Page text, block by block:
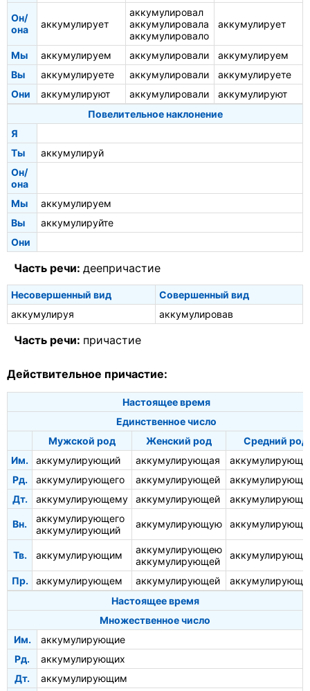
Он/
она
аккумулирует
аккумулировал
аккумулировала
аккумулировало
аккумулирует
Мы аккумулируем аккумулировали
аккумулируем
Вы
аккумулируете аккумулировали
аккумулируете
Они
аккумулируют аккумулировали
аккумулируют
Повелительное наклонение
Я
Ты
аккумулируй
Он/
она
Мы
аккумулируем
Вы
аккумулируйте
Они
Часть речи: деепричастие
Несовершенный вид
Совершенный вид
аккумулируя
аккумулировав
Часть речи: причастие
Действительное причастие:
Настоящее время
Единственное число
Мужской род
Женский род
Средний род
Им.
аккумулирующий аккумулирующая
Рд.
аккумулирующего аккумулирующей
Дт.
аккумулирующему аккумулирующей
Вн.
аккумулирующего
аккумулирующий
аккумулирующую
Тв. аккумулирующим
аккумулирующею
аккумулирующей
Пр. аккумулирующем аккумулирующей
Настоящее время
Множественное число
Им.
аккумулирующие
Рд.
аккумулирующих
Дт.
аккумулирующим